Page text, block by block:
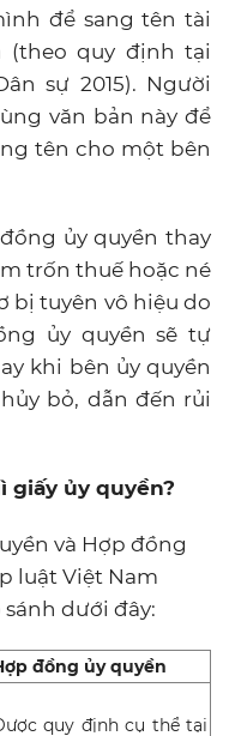
để sang tên tài
(theo quy định tại
sự 2015). Người
văn bản này để
tên cho một bên
ủy quyền thay
trốn thuế hoặc né
bị tuyên vô hiệu do
ủy quyền sẽ tự
khi bên ủy quyền
bỏ, dẫn đến rủi
giấy ủy quyền?
và Hợp đồng
luật Việt Nam
dưới đây:
đồng ủy quyền
quy định cụ thể tại